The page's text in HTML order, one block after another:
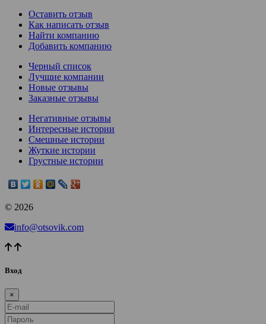
Оставить отзыв
Как написать отзыв
Найти компанию
Добавить компанию
Черный список
Лучшие компании
Новые отзывы
Заказные отзывы
Негативные отзывы
Интересные истории
Смешные истории
Жуткие истории
Грустные истории
© 2026
info@otsovik.com
Вход
×
E-mail
Пароль